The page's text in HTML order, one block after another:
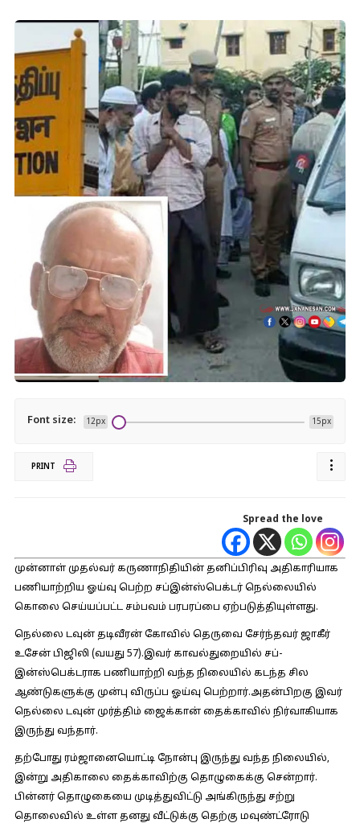
Font size: 12px 15px
PRINT
Spread the love
முன்னாள் முதல்வர் கருணாநிதியின் தனிப்பிரிவு அதிகாரியாக
பணியாற்றிய ஓய்வு பெற்ற சப்இன்ஸ்பெக்டர் நெல்லையில்
கொலை செய்யப்பட்ட சம்பவம் பரபரப்பை ஏற்படுத்தியுள்ளது.
நெல்லை டவுன் தடிவீரன் கோவில் தெருவை சேர்ந்தவர் ஜாகீர்
உசேன் பிஜிலி (வயது 57).இவர் காவல்துறையில் சப்-
இன்ஸ்பெக்டராக பணியாற்றி வந்த நிலையில் கடந்த சில
ஆண்டுகளுக்கு முன்பு விருப்ப ஓய்வு பெற்றார்.அதன்பிறகு இவர்
நெல்லை டவுன் முர்த்திம் ஜைக்கான் தைக்காவில் நிர்வாகியாக
இருந்து வந்தார்.
தற்போது ரம்ஜானையொட்டி நோன்பு இருந்து வந்த நிலையில்,
இன்று அதிகாலை தைக்காவிற்கு தொழுகைக்கு சென்றார்.
பின்னர் தொழுகையை முடித்துவிட்டு அங்கிருந்து சற்று
தொலைவில் உள்ள தனது வீட்டுக்கு தெற்கு மவுண்ட்ரோடு